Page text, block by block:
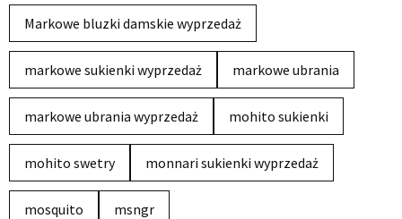
Markowe bluzki damskie wyprzedaż
markowe sukienki wyprzedaż markowe ubrania
markowe ubrania wyprzedaż mohito sukienki
mohito swetry monnari sukienki wyprzedaż
mosquito msngr